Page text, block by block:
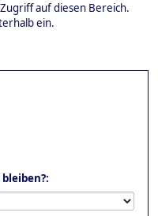
auf diesen Bereich.
ein.